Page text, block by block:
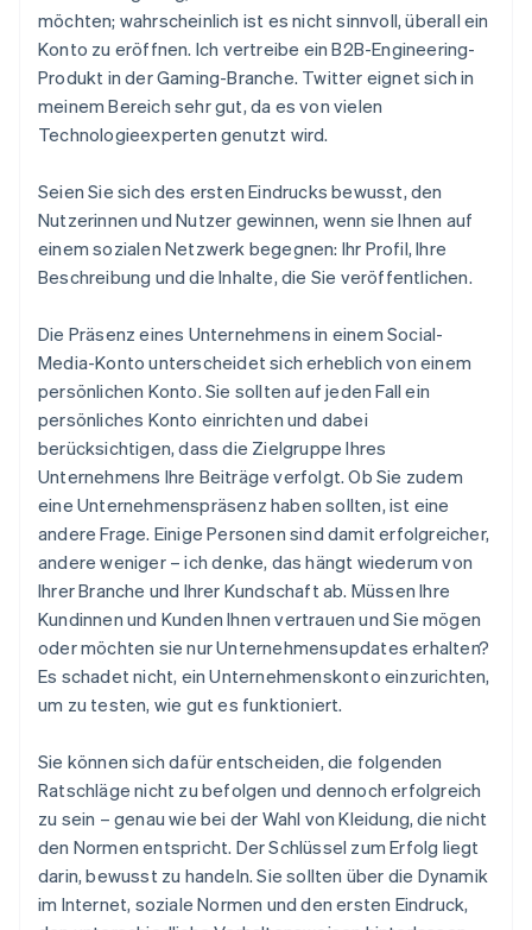
möchten; wahrscheinlich ist es nicht sinnvoll, überall ein
Konto zu eröffnen. Ich vertreibe ein B2B-Engineering-
Produkt in der Gaming-Branche. Twitter eignet sich in
meinem Bereich sehr gut, da es von vielen
Technologieexperten genutzt wird.
Seien Sie sich des ersten Eindrucks bewusst, den
Nutzerinnen und Nutzer gewinnen, wenn sie Ihnen auf
einem sozialen Netzwerk begegnen: Ihr Profil, Ihre
Beschreibung und die Inhalte, die Sie veröffentlichen.
Die Präsenz eines Unternehmens in einem Social-
Media-Konto unterscheidet sich erheblich von einem
persönlichen Konto. Sie sollten auf jeden Fall ein
persönliches Konto einrichten und dabei
berücksichtigen, dass die Zielgruppe Ihres
Unternehmens Ihre Beiträge verfolgt. Ob Sie zudem
eine Unternehmenspräsenz haben sollten, ist eine
andere Frage. Einige Personen sind damit erfolgreicher,
andere weniger – ich denke, das hängt wiederum von
Ihrer Branche und Ihrer Kundschaft ab. Müssen Ihre
Kundinnen und Kunden Ihnen vertrauen und Sie mögen
oder möchten sie nur Unternehmensupdates erhalten?
Es schadet nicht, ein Unternehmenskonto einzurichten,
um zu testen, wie gut es funktioniert.
Sie können sich dafür entscheiden, die folgenden
Ratschläge nicht zu befolgen und dennoch erfolgreich
zu sein – genau wie bei der Wahl von Kleidung, die nicht
den Normen entspricht. Der Schlüssel zum Erfolg liegt
darin, bewusst zu handeln. Sie sollten über die Dynamik
im Internet, soziale Normen und den ersten Eindruck,